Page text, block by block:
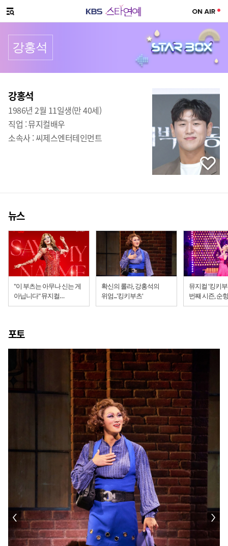
메뉴 열기
강홍석
프로필
강홍석
1986년 2월 11일생(만 40세)
직업 :뮤지컬배우
소속사 :씨제스엔터테인먼트
뉴스
"이 부츠는 아무나 신는 게
아닙니다" 뮤지컬
'킹키부츠' 스페셜 포스터
확신의 롤라, 강홍석의
위엄...'킹키부츠'
뮤지컬 '킹키
번째 시즌, 순
포토